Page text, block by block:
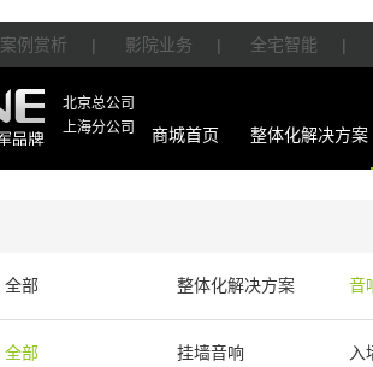
案例赏析 | 影院业务 | 全宅智能 |
北京总公司
上海分公司
商城首页 整体化解决方案
全部 整体化解决方案 音
智能产品 周边产品
全部 挂墙音响 入